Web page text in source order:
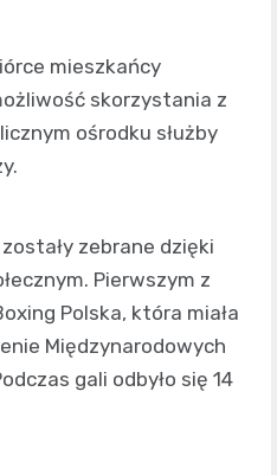
mieszkańcy
skorzystania z
ośrodku służby
zebrane dzięki
Pierwszym z
Polska, która miała
Międzynarodowych
gali odbyło się 14